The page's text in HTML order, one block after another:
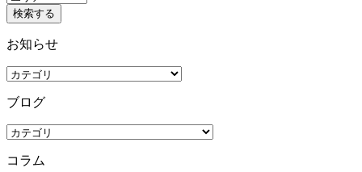
お知らせ
ブログ
コラム